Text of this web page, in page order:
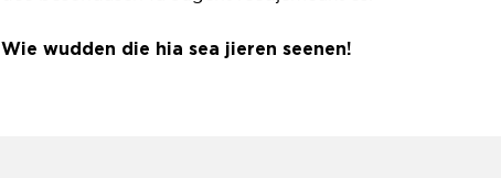
Wie wudden die hia sea jieren seenen!